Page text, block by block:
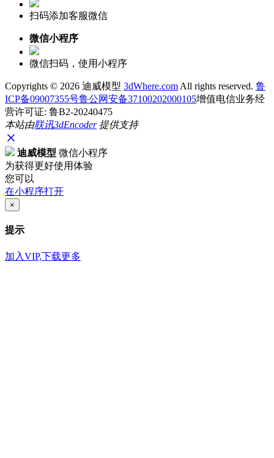
扫码添加客服微信
微信小程序
微信扫码，使用小程序
Copyrights © 2026 迪威模型 3dWhere.com All rights reserved. 鲁
ICP备09007355号鲁公网安备37100202000105增值电信业务经
营许可证: 鲁B2-20240475
本站由联讯3dEncoder提供支持
迪威模型 微信小程序
为获得更好使用体验
您可以
在小程序打开
×
提示
加入VIP,下载更多